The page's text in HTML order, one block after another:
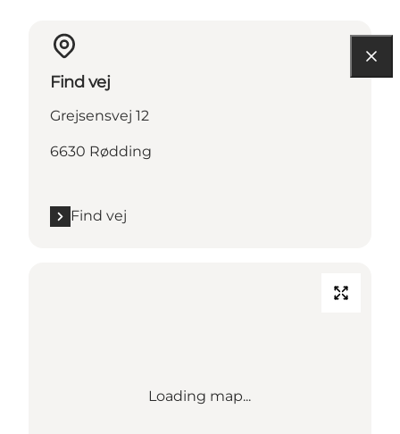
Find vej
Grejsensvej 12
6630 Rødding
Find vej
Loading map...